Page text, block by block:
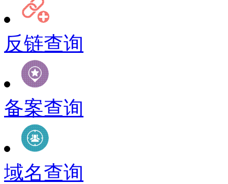
反链查询
备案查询
域名查询